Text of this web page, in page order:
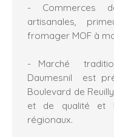
- Commerces
artisanales,
fromager MOF à
- Marché
Daumesnil est
Boulevard de
et de qualité et
régionaux.